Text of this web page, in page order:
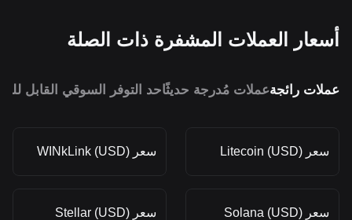
أسعار العملات المشفرة ذات الصلة
عملات رائجةعملات مُدرجة حديثًاحد التوفر السوقي القابل
سعر Litecoin (USD) سعر WINkLink (USD)
سعر Solana (USD) سعر Stellar (USD)